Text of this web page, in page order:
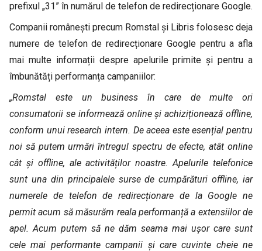
prefixul „31” în numărul de telefon de redirecționare Google.
Companii românești precum Romstal și Libris folosesc deja
numere de telefon de redirecționare Google pentru a afla
mai multe informații despre apelurile primite și pentru a
îmbunătăți performanța campaniilor:
„Romstal este un business în care de multe ori
consumatorii se informează online și achiziționează offline,
conform unui research intern. De aceea este esențial pentru
noi să putem urmări întregul spectru de efecte, atât online
cât și offline, ale activităților noastre. Apelurile telefonice
sunt una din principalele surse de cumpărături offline, iar
numerele de telefon de redirecționare de la Google ne
permit acum să măsurăm reala performanță a extensiilor de
apel. Acum putem să ne dăm seama mai ușor care sunt
cele mai performante campanii și care cuvinte cheie ne